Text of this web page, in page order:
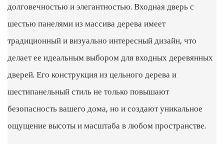
долговечностью и элегантностью. Входная дверь с
шестью панелями из массива дерева имеет
традиционный и визуально интересный дизайн, что
делает ее идеальным выбором для входных деревянных
дверей. Его конструкция из цельного дерева и
шестипанельный стиль не только повышают
безопасность вашего дома, но и создают уникальное
ощущение высоты и масштаба в любом пространстве.